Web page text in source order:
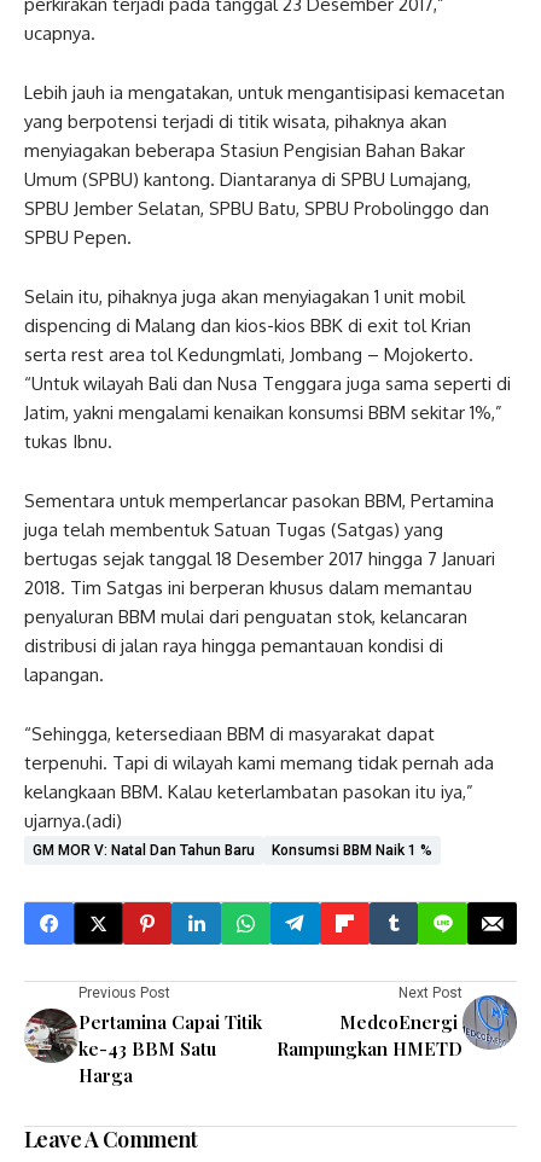
ucapnya.
Lebih jauh ia mengatakan, untuk mengantisipasi kemacetan
yang berpotensi terjadi di titik wisata, pihaknya akan
menyiagakan beberapa Stasiun Pengisian Bahan Bakar
Umum (SPBU) kantong. Diantaranya di SPBU Lumajang,
SPBU Jember Selatan, SPBU Batu, SPBU Probolinggo dan
SPBU Pepen.
Selain itu, pihaknya juga akan menyiagakan 1 unit mobil
dispencing di Malang dan kios-kios BBK di exit tol Krian
serta rest area tol Kedungmlati, Jombang – Mojokerto.
“Untuk wilayah Bali dan Nusa Tenggara juga sama seperti di
Jatim, yakni mengalami kenaikan konsumsi BBM sekitar 1%,”
tukas Ibnu.
Sementara untuk memperlancar pasokan BBM, Pertamina
juga telah membentuk Satuan Tugas (Satgas) yang
bertugas sejak tanggal 18 Desember 2017 hingga 7 Januari
2018. Tim Satgas ini berperan khusus dalam memantau
penyaluran BBM mulai dari penguatan stok, kelancaran
distribusi di jalan raya hingga pemantauan kondisi di
lapangan.
“Sehingga, ketersediaan BBM di masyarakat dapat
terpenuhi. Tapi di wilayah kami memang tidak pernah ada
kelangkaan BBM. Kalau keterlambatan pasokan itu iya,”
ujarnya.(adi)
GM MOR V: Natal Dan Tahun Baru Konsumsi BBM Naik 1 %
Previous Post
Pertamina Capai Titik
ke-43 BBM Satu
Harga
Next Post
MedcoEnergi
Rampungkan HMETD
Leave A Comment